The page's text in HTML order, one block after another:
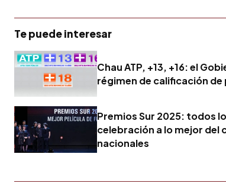
Te puede interesar
Chau ATP, +13, +16: el
régimen de calificación de
Premios Sur 2025: todos
celebración a lo mejor del
nacionales